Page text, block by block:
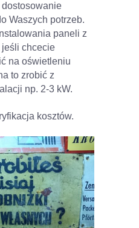
Waszych potrzeb.
paneli z
jeśli chcecie
na oświetleniu
to zrobić z
np. 2-3 kW.
kosztów.